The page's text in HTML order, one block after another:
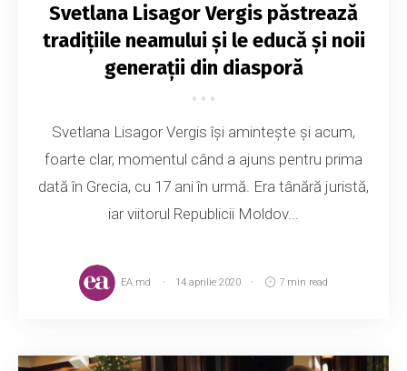
Svetlana Lisagor Vergis păstrează
tradițiile neamului și le educă și noii
generații din diasporă
Svetlana Lisagor Vergis își amintește și acum,
foarte clar, momentul când a ajuns pentru prima
dată în Grecia, cu 17 ani în urmă. Era tânără juristă,
iar viitorul Republicii Moldov...
EA.md 14 aprilie 2020 7 min read